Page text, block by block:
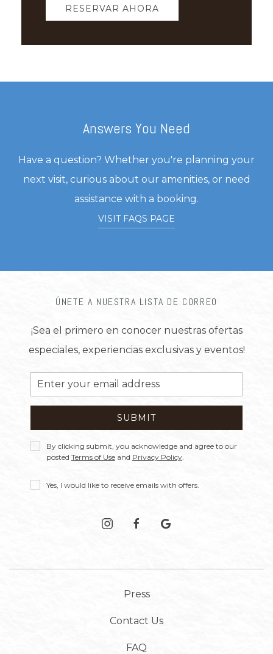
RESERVAR AHORA
Answers You Need
Have a question? Whether you're planning your
next visit, curious about our amenities, or need
assistance with a booking.
VISIT FAQS PAGE
ÚNETE A NUESTRA LISTA DE CORREO
¡Sea el primero en conocer nuestras ofertas
especiales, experiencias exclusivas y eventos!
Email
Address
SUBMIT
Privacy
Policy
By clicking submit, you acknowledge and agree to our
posted Terms of Useand Privacy Policy.
Receive
Offers
Yes, I would like to receive emails with offers.
instagramfacebookgoogle
Press
Contact Us
FAQ